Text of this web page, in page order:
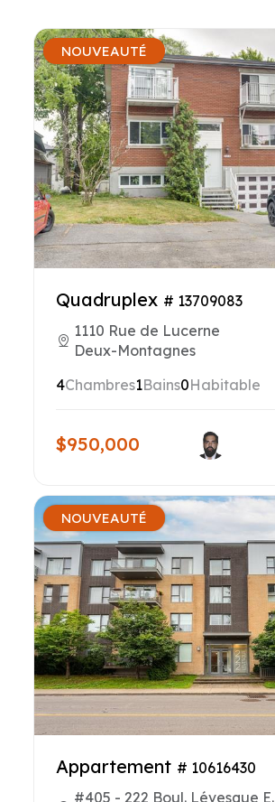
NOUVEAUTÉ
Quadruplex # 13709083
1110 Rue de Lucerne
Deux-Montagnes
4Chambres1Bains0Habitable
$950,000
NOUVEAUTÉ
Appartement # 10616430
#405 - 222 Boul. Lévesque E.